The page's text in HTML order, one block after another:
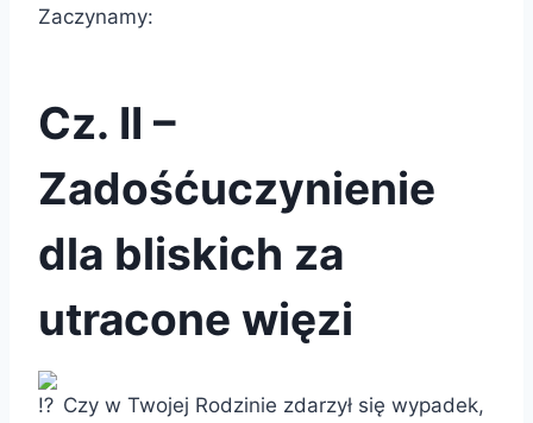
Zaczynamy:
Cz. II –
Zadośćuczynienie
dla bliskich za
utracone więzi
Czy w Twojej Rodzinie zdarzył się wypadek,